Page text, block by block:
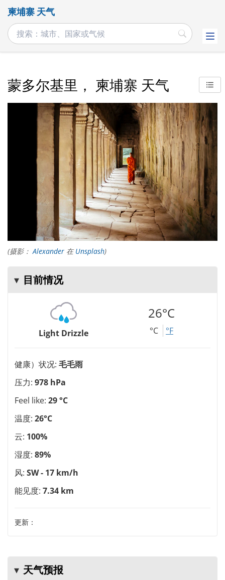
柬埔寨 天气
蒙多尔基里， 柬埔寨 天气
(摄影：Alexander 在Unsplash)
目前情况
Light Drizzle
26°C
°C °F
健康）状况: 毛毛雨
压力: 978 hPa
Feel like: 29 °C
温度: 26°C
云: 100%
湿度: 89%
风: SW - 17 km/h
能见度: 7.34 km
更新：
天气预报